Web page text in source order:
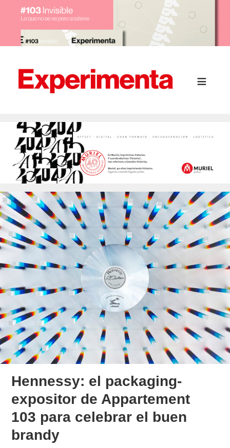
Hennessy: el packaging-
expositor de Appartement
103 para celebrar el buen
brandy